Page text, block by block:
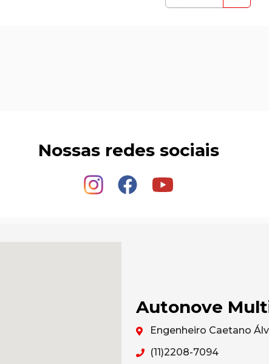
Nossas redes sociais
Autonove
Engenheiro Caetano
(11)2208-7094